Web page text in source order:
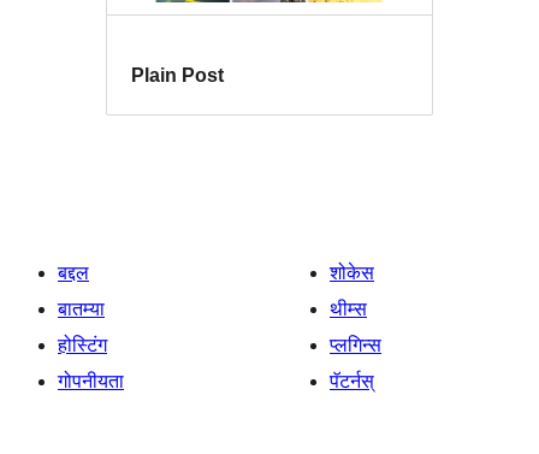
Plain Post
बद्दल
बातम्या
होस्टिंग
गोपनीयता
शोकेस
थीम्स
प्लगिन्स
पॅटर्नस्